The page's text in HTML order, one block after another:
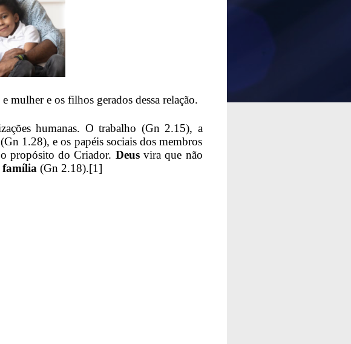
mulher e os filhos gerados dessa relação.
humanas. O trabalho (Gn 2.15), a
1.28), e os papéis sociais dos membros
propósito do Criador. Deusvira que não
família (Gn 2.18).[1]